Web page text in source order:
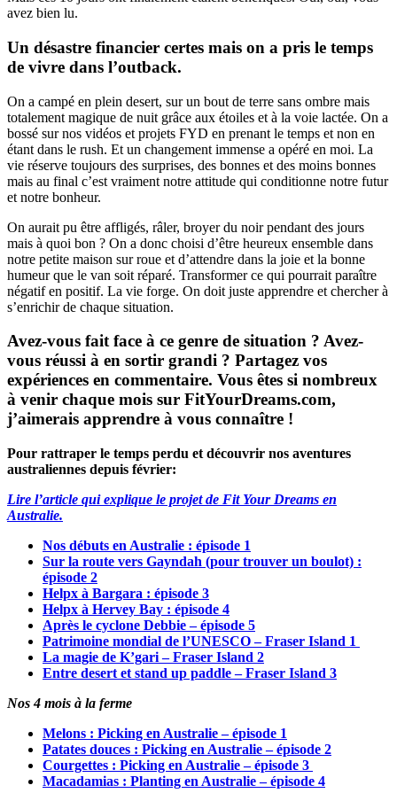
avez bien lu.
Un désastre financier certes mais on a pris le temps
de vivre dans l’outback.
On a campé en plein desert, sur un bout de terre sans ombre mais
totalement magique de nuit grâce aux étoiles et à la voie lactée. On a
bossé sur nos vidéos et projets FYD en prenant le temps et non en
étant dans le rush. Et un changement immense a opéré en moi. La
vie réserve toujours des surprises, des bonnes et des moins bonnes
mais au final c’est vraiment notre attitude qui conditionne notre futur
et notre bonheur.
On aurait pu être affligés, râler, broyer du noir pendant des jours
mais à quoi bon ? On a donc choisi d’être heureux ensemble dans
notre petite maison sur roue et d’attendre dans la joie et la bonne
humeur que le van soit réparé. Transformer ce qui pourrait paraître
négatif en positif. La vie forge. On doit juste apprendre et chercher à
s’enrichir de chaque situation.
Avez-vous fait face à ce genre de situation ? Avez-
vous réussi à en sortir grandi ? Partagez vos
expériences en commentaire. Vous êtes si nombreux
à venir chaque mois sur FitYourDreams.com,
j’aimerais apprendre à vous connaître !
Pour rattraper le temps perdu et découvrir nos aventures
australiennes depuis février:
Lire l’article qui explique le projet de Fit Your Dreams en
Australie.
Nos débuts en Australie : épisode 1
Sur la route vers Gayndah (pour trouver un boulot) :
épisode 2
Helpx à Bargara : épisode 3
Helpx à Hervey Bay : épisode 4
Après le cyclone Debbie – épisode 5
Patrimoine mondial de l’UNESCO –Fraser Island 1
La magie de K’gari –Fraser Island 2
Entre desert et stand up paddle –Fraser Island 3
Nos 4 mois à la ferme
Melons : Picking en Australie – épisode 1
Patates douces : Picking en Australie – épisode 2
Courgettes : Picking en Australie – épisode 3
Macadamias : Planting en Australie – épisode 4